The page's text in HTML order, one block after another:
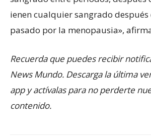
ienen cualquier sangrado después
pasado por la menopausia»,
Recuerda que puedes recibir
News Mundo. Descarga la última
app y actívalas para no perderte
contenido.